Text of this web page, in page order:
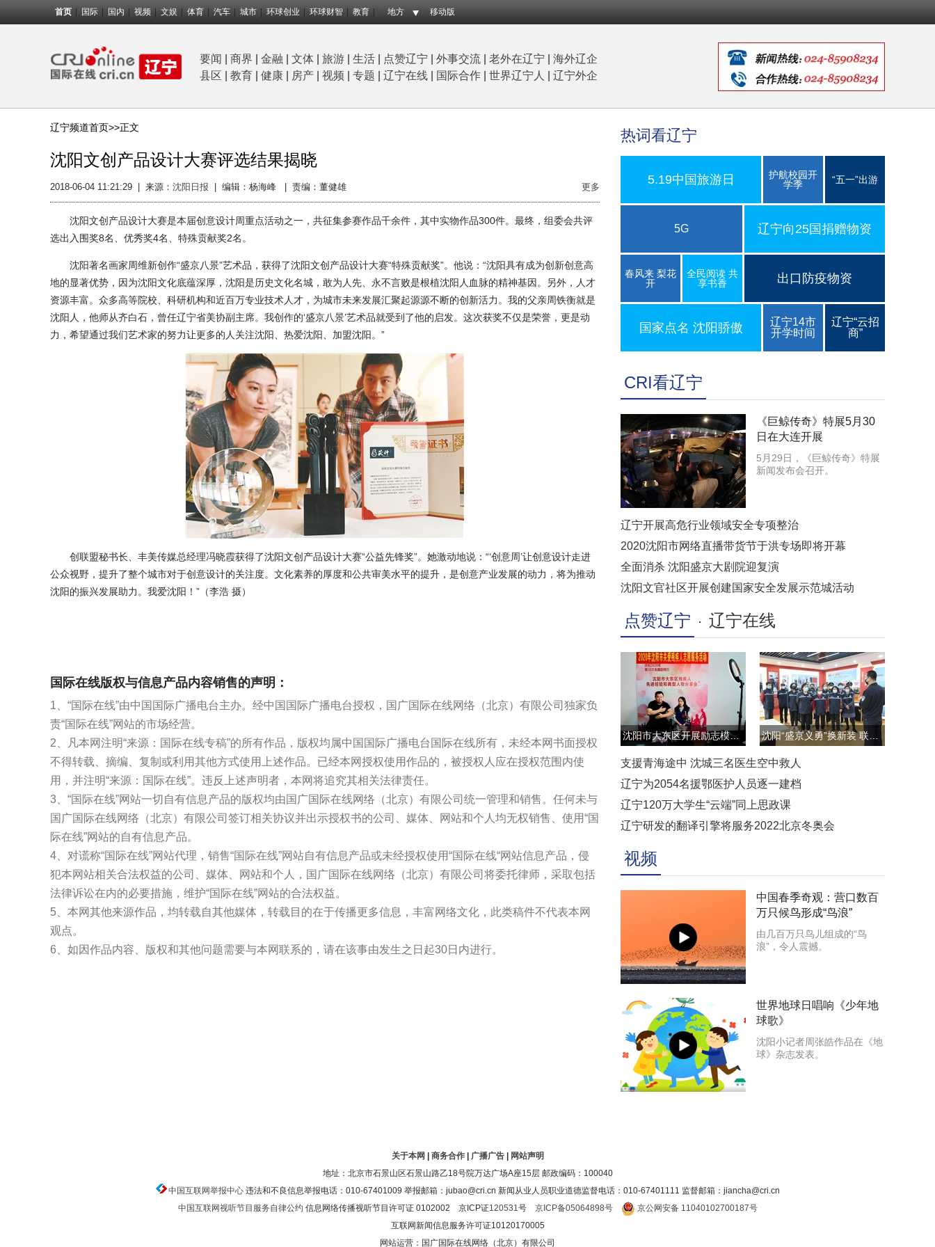
首页 国际 国内 视频 文娱 体育 汽车 城市 环球创业 环球财智 教育 地方 移动版
要闻 商界 金融 文体 旅游 生活 点赞辽宁 外事交流 老外在辽宁
海外辽企
县区
教育 健康 房产 视频 专题 辽宁在线 国际合作 世界辽宁人 辽宁外企
辽宁频道首页>>正文
沈阳文创产品设计大赛评选结果揭晓
2018-06-04 11:21:29 来源： 沈阳日报 编辑：杨海峰 | 责编：董健雄 更多
沈阳文创产品设计大赛是本届创意设计周重点活动之一，共征集参赛作品千余件，其中实物作品300件。最终，组委会共评
选出入围奖8名、优秀奖4名、特殊贡献奖2名。
沈阳著名画家周维新创作“盛京八景”艺术品，获得了沈阳文创产品设计大赛“特殊贡献奖”。他说：“沈阳具有成为创新创意高
地的显著优势，因为沈阳文化底蕴深厚，沈阳是历史文化名城，敢为人先、永不言败是根植沈阳人血脉的精神基因。另外，人才
资源丰富。众多高等院校、科研机构和近百万专业技术人才，为城市未来发展汇聚起源源不断的创新活力。我的父亲周铁衡就是
沈阳人，他师从齐白石，曾任辽宁省美协副主席。我创作的‘盛京八景’艺术品就受到了他的启发。这次获奖不仅是荣誉，更是动
力，希望通过我们艺术家的努力让更多的人关注沈阳、热爱沈阳、加盟沈阳。”
创联盟秘书长、丰美传媒总经理冯晓霞获得了沈阳文创产品设计大赛“公益先锋奖”。她激动地说：“‘创意周’让创意设计走进
公众视野，提升了整个城市对于创意设计的关注度。文化素养的厚度和公共审美水平的提升，是创意产业发展的动力，将为推动
沈阳的振兴发展助力。我爱沈阳！”（李浩 摄）
国际在线版权与信息产品内容销售的声明：
1、“国际在线”由中国国际广播电台主办。经中国国际广播电台授权，国广国际在线网络（北京）有限公司独家负
责“国际在线”网站的市场经营。
2、凡本网注明“来源：国际在线专稿”的所有作品，版权均属中国国际广播电台国际在线所有，未经本网书面授权
不得转载、摘编、复制或利用其他方式使用上述作品。已经本网授权使用作品的，被授权人应在授权范围内使
用，并注明“来源：国际在线”。违反上述声明者，本网将追究其相关法律责任。
3、“国际在线”网站一切自有信息产品的版权均由国广国际在线网络（北京）有限公司统一管理和销售。任何未与
国广国际在线网络（北京）有限公司签订相关协议并出示授权书的公司、媒体、网站和个人均无权销售、使用“国
际在线”网站的自有信息产品。
4、对谎称“国际在线”网站代理，销售“国际在线”网站自有信息产品或未经授权使用“国际在线“网站信息产品，侵
犯本网站相关合法权益的公司、媒体、网站和个人，国广国际在线网络（北京）有限公司将委托律师，采取包括
法律诉讼在内的必要措施，维护“国际在线”网站的合法权益。
5、本网其他来源作品，均转载自其他媒体，转载目的在于传播更多信息，丰富网络文化，此类稿件不代表本网
观点。
6、如因作品内容、版权和其他问题需要与本网联系的，请在该事由发生之日起30日内进行。
热词看辽宁
5.19中国旅游日
护航校园开
学季
“五一”出游
5G 辽宁向25国捐赠物资
春风来 梨花
开
全民阅读 共
享书香
出口防疫物资
国家点名 沈阳骄傲
辽宁14市
开学时间
辽宁“云招
商”
CRI看辽宁
《巨鲸传奇》特展5月30
日在大连开展
5月29日，《巨鲸传奇》特展
新闻发布会召开。
辽宁开展高危行业领域安全专项整治
2020沈阳市网络直播带货节于洪专场即将开幕
全面消杀 沈阳盛京大剧院迎复演
沈阳文官社区开展创建国家安全发展示范城活动
点赞辽宁 辽宁在线
沈阳市大东区开展励志模范云直播访谈活动
支援青海途中 沈城三名医生空中救人
辽宁为2054名援鄂医护人员逐一建档
辽宁120万大学生“云端”同上思政课
辽宁研发的翻译引擎将服务2022北京冬奥会
视频
中国春季奇观：营口数百
万只候鸟形成“鸟浪”
由几百万只鸟儿组成的“鸟
浪”，令人震撼。
世界地球日唱响《少年地
球歌》
沈阳小记者周张皓作品在《地
球》杂志发表。
关于本网 商务合作| 广播广告|
网站声明
地址：北京市石景山区石景山路乙18号院万达广场A座15层 邮政编码：100040
中国互联网举报中心违法和不良信息举报电话：010-67401009 举报邮箱：jubao@cri.cn 新闻从业人员职业道德监督电话：010-67401111 监督邮箱：jiancha@cri.cn
中国互联网视听节目服务自律公约 信息网络传播视听节目许可证 0102002 京ICP证120531号 京ICP备05064898号
京公网安备 11040102700187号
互联网新闻信息服务许可证10120170005
网站运营：国广国际在线网络（北京）有限公司